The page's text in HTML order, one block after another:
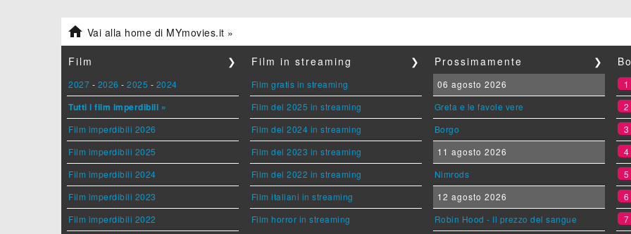
 Vai alla home di MYmovies.it »
Film ❯
2027 - 2026 - 2025 - 2024
Tutti i film imperdibili »
Film imperdibili 2026
Film imperdibili 2025
Film imperdibili 2024
Film imperdibili 2023
Film imperdibili 2022
Film in streaming ❯
Film gratis in streaming
Film del 2025 in streaming
Film del 2024 in streaming
Film del 2023 in streaming
Film del 2022 in streaming
Film italiani in streaming
Film horror in streaming
Prossimamente ❯
06 agosto 2026
Greta e le favole vere
Borgo
11 agosto 2026
Nimrods
12 agosto 2026
Robin Hood - Il prezzo del sangue
1
2
3
4
5
6
7